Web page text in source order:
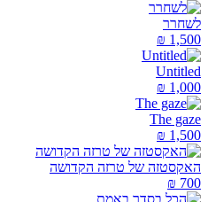
לשחרר
1,500
₪
Untitled
1,000
₪
The gaze
1,500
₪
האקסטזה של טרזה הקדושה
700
₪